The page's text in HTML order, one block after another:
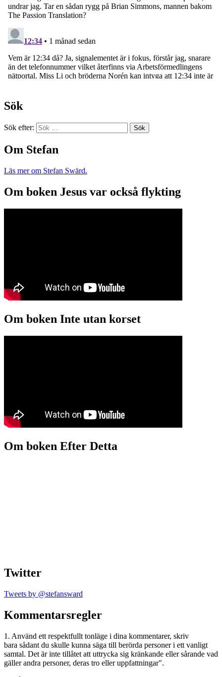
Sök
Sök efter:
Om Stefan
Läs mer om Stefan Swärd.
Om boken Jesus var också flykting
Om boken Inte utan korset
Om boken Efter Detta
Twitter
Tweets by @stefansward
Kommentarsregler
1. Använd ett respektfullt tonläge i dina kommentarer, skriv
bara sådant du skulle kunna säga till berörda personer i ett vanligt
samtal. Det är inte tillåtet att uttrycka sig kränkande eller sårande vad
gäller andra personer, deras tro eller uppfattningar".